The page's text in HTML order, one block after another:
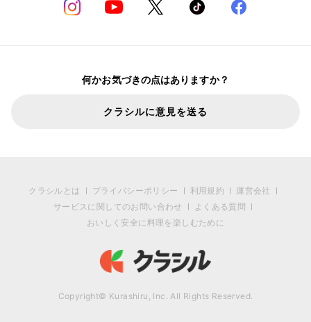
何かお気づきの点はありますか？
クラシルに意見を送る
クラシルとは プライバシーポリシー 利用規約
運営会社
サービスに関してのお問い合わせ
よくある質問
おいしく安全に料理を楽しむために
Copyright© Kurashiru, Inc. All Rights Reserved.